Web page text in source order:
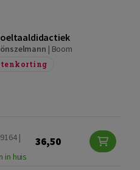
| Boom
|
in huis
36,50